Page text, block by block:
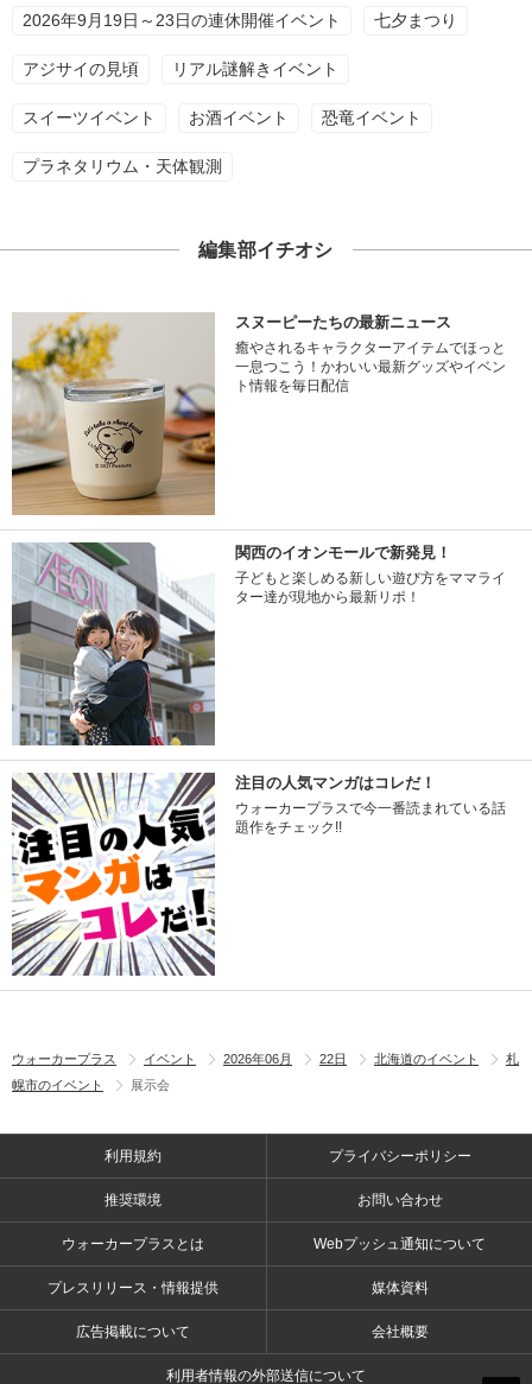
2026年9月19日～23日の連休開催イベント 七夕まつり
アジサイの見頃 リアル謎解きイベント
スイーツイベント お酒イベント 恐竜イベント
プラネタリウム・天体観測
編集部イチオシ
スヌーピーたちの最新ニュース
癒やされるキャラクターアイテムでほっと
一息つこう！かわいい最新グッズやイベン
ト情報を毎日配信
関西のイオンモールで新発見！
子どもと楽しめる新しい遊び方をママライ
ター達が現地から最新リポ！
注目の人気マンガはコレだ！
ウォーカープラスで今一番読まれている話
題作をチェック!!
ウォーカープラス イベント 2026年06月 22日 北海道のイベント
札
幌市のイベント
展示会
利用規約 プライバシーポリシー
推奨環境 お問い合わせ
ウォーカープラスとは Webプッシュ通知について
プレスリリース・情報提供 媒体資料
広告掲載について 会社概要
利用者情報の外部送信について